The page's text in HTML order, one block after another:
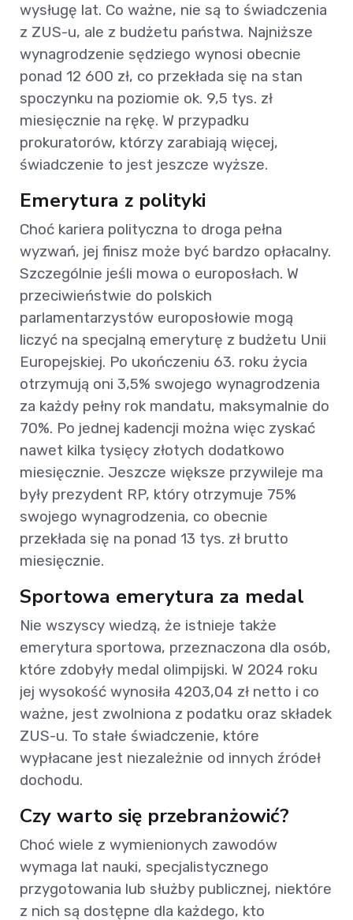
wysługę lat. Co ważne, nie są to świadczenia
z ZUS-u, ale z budżetu państwa. Najniższe
wynagrodzenie sędziego wynosi obecnie
ponad 12 600 zł, co przekłada się na stan
spoczynku na poziomie ok. 9,5 tys. zł
miesięcznie na rękę. W przypadku
prokuratorów, którzy zarabiają więcej,
świadczenie to jest jeszcze wyższe.
Emerytura z polityki
Choć kariera polityczna to droga pełna
wyzwań, jej finisz może być bardzo opłacalny.
Szczególnie jeśli mowa o europosłach. W
przeciwieństwie do polskich
parlamentarzystów europosłowie mogą
liczyć na specjalną emeryturę z budżetu Unii
Europejskiej. Po ukończeniu 63. roku życia
otrzymują oni 3,5% swojego wynagrodzenia
za każdy pełny rok mandatu, maksymalnie do
70%. Po jednej kadencji można więc zyskać
nawet kilka tysięcy złotych dodatkowo
miesięcznie. Jeszcze większe przywileje ma
były prezydent RP, który otrzymuje 75%
swojego wynagrodzenia, co obecnie
przekłada się na ponad 13 tys. zł brutto
miesięcznie.
Sportowa emerytura za medal
Nie wszyscy wiedzą, że istnieje także
emerytura sportowa, przeznaczona dla osób,
które zdobyły medal olimpijski. W 2024 roku
jej wysokość wynosiła 4203,04 zł netto i co
ważne, jest zwolniona z podatku oraz składek
ZUS-u. To stałe świadczenie, które
wypłacane jest niezależnie od innych źródeł
dochodu.
Czy warto się przebranżowić?
Choć wiele z wymienionych zawodów
wymaga lat nauki, specjalistycznego
przygotowania lub służby publicznej, niektóre
z nich są dostępne dla każdego, kto